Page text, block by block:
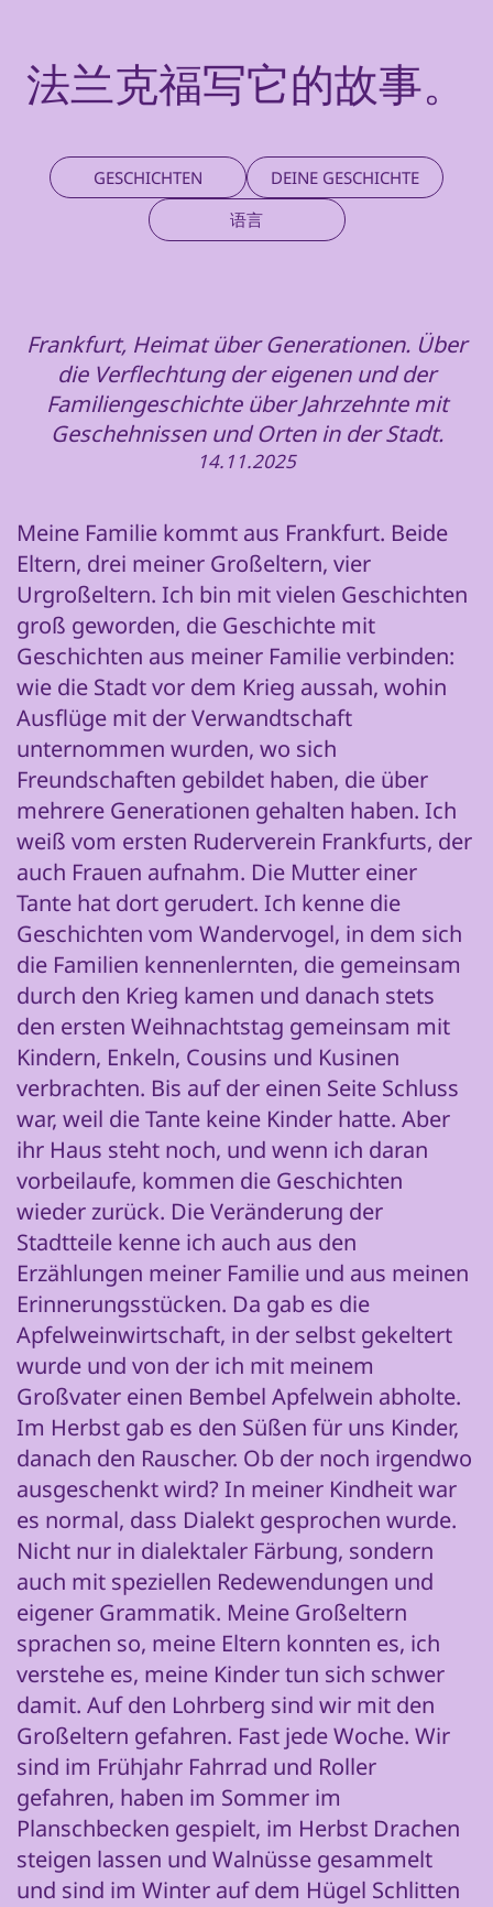
法兰克福写它的故事。
GESCHICHTEN
DEINE GESCHICHTE
语言
Frankfurt, Heimat über Generationen. Über
die Verflechtung der eigenen und der
Familiengeschichte über Jahrzehnte mit
Geschehnissen und Orten in der Stadt.
14.11.2025
Meine Familie kommt aus Frankfurt. Beide
Eltern, drei meiner Großeltern, vier
Urgroßeltern. Ich bin mit vielen Geschichten
groß geworden, die Geschichte mit
Geschichten aus meiner Familie verbinden:
wie die Stadt vor dem Krieg aussah, wohin
Ausflüge mit der Verwandtschaft
unternommen wurden, wo sich
Freundschaften gebildet haben, die über
mehrere Generationen gehalten haben. Ich
weiß vom ersten Ruderverein Frankfurts, der
auch Frauen aufnahm. Die Mutter einer
Tante hat dort gerudert. Ich kenne die
Geschichten vom Wandervogel, in dem sich
die Familien kennenlernten, die gemeinsam
durch den Krieg kamen und danach stets
den ersten Weihnachtstag gemeinsam mit
Kindern, Enkeln, Cousins und Kusinen
verbrachten. Bis auf der einen Seite Schluss
war, weil die Tante keine Kinder hatte. Aber
ihr Haus steht noch, und wenn ich daran
vorbeilaufe, kommen die Geschichten
wieder zurück. Die Veränderung der
Stadtteile kenne ich auch aus den
Erzählungen meiner Familie und aus meinen
Erinnerungsstücken. Da gab es die
Apfelweinwirtschaft, in der selbst gekeltert
wurde und von der ich mit meinem
Großvater einen Bembel Apfelwein abholte.
Im Herbst gab es den Süßen für uns Kinder,
danach den Rauscher. Ob der noch irgendwo
ausgeschenkt wird? In meiner Kindheit war
es normal, dass Dialekt gesprochen wurde.
Nicht nur in dialektaler Färbung, sondern
auch mit speziellen Redewendungen und
eigener Grammatik. Meine Großeltern
sprachen so, meine Eltern konnten es, ich
verstehe es, meine Kinder tun sich schwer
damit. Auf den Lohrberg sind wir mit den
Großeltern gefahren. Fast jede Woche. Wir
sind im Frühjahr Fahrrad und Roller
gefahren, haben im Sommer im
Planschbecken gespielt, im Herbst Drachen
steigen lassen und Walnüsse gesammelt
und sind im Winter auf dem Hügel Schlitten